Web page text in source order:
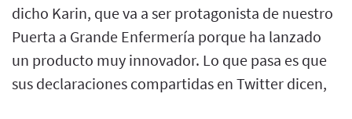
dicho Karin, que va a ser protagonista de nuestro
Puerta a Grande Enfermería porque ha lanzado
un producto muy innovador. Lo que pasa es que
sus declaraciones compartidas en Twitter dicen,